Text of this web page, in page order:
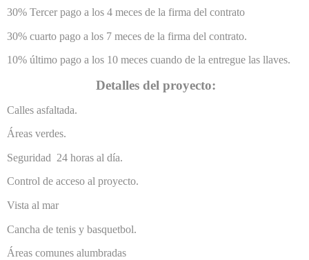
30% Tercer pago a los 4 meces de la firma del contrato
30% cuarto pago a los 7 meces de la firma del contrato.
10% último pago a los 10 meces cuando de la entregue las llaves.
Detalles del proyecto:
Calles asfaltada.
Áreas verdes.
Seguridad 24 horas al día.
Control de acceso al proyecto.
Vista al mar
Cancha de tenis y basquetbol.
Áreas comunes alumbradas